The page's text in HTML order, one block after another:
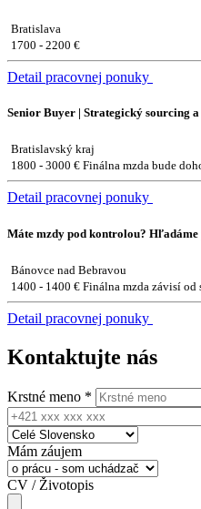
Bratislava
1700 - 2200 €
Detail pracovnej ponuky
Senior Buyer | Strategický sourcing
Bratislavský kraj
1800 - 3000 € Finálna mzda bude
Detail pracovnej ponuky
Máte mzdy pod kontrolou?
Bánovce nad Bebravou
1400 - 1400 € Finálna mzda závisí od
Detail pracovnej ponuky
Kontaktujte nás
Krstné meno *
Mám záujem
CV / Životopis